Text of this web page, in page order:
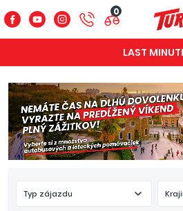
0
LAST
Typ zájazdu